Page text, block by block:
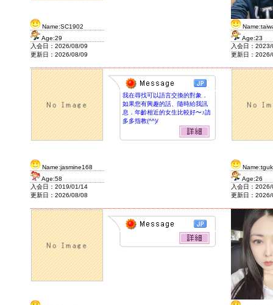
Name:SC1902
Age:29
入会日：2026/08/09
更新日：2026/08/09
Age:23
入会日：
更新日：
Name:jasmine168
Age:58
入会日：2019/01/14
更新日：2026/08/08
我在尋找可以語言交換的對象．
如果您有興趣的話、隨時給我訊
息．年齡相近的女生比較好〜♪請
多多指教(^^)/
Age:26
入会日：
更新日：